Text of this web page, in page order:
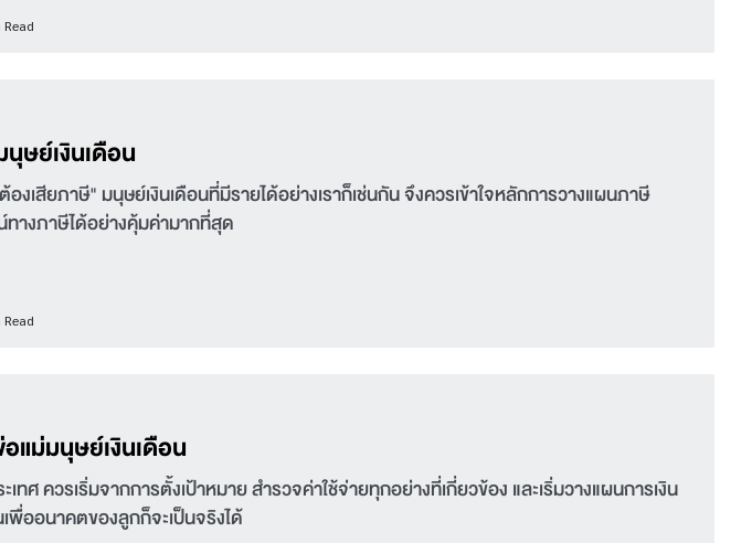
Read
ษย์เงินเดือน
เสียภาษี" มนุษย์เงินเดือนที่มีรายได้อย่างเราก็เช่นกัน จึงควรเข้าใจหลักการวางแผนภาษี
ทางภาษีได้อย่างคุ้มค่ามากที่สุด
Read
แม่มนุษย์เงินเดือน
ทศ ควรเริ่มจากการตั้งเป้าหมาย สำรวจค่าใช้จ่ายทุกอย่างที่เกี่ยวข้อง และเริ่มวางแผนการเงิน
พื่ออนาคตของลูกก็จะเป็นจริงได้